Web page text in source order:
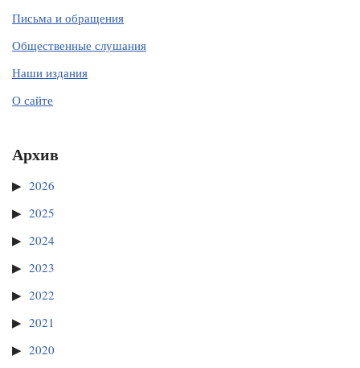
Письма и обращения
Общественные слушания
Наши издания
О сайте
Архив
2026
2025
2024
2023
2022
2021
2020